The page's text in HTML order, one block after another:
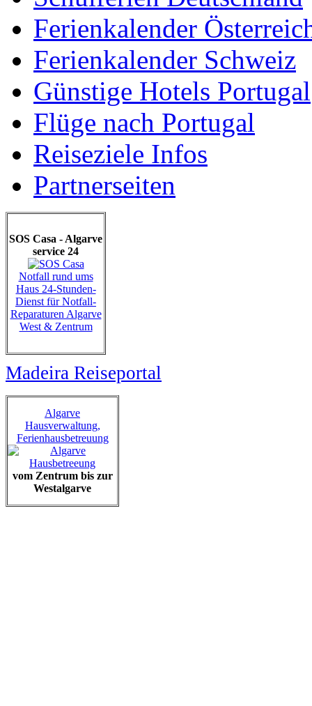
Ferienkalender
Ferienkalender Schweiz
Günstige Hotels Portugal
Flüge nach Portugal
Reiseziele Infos
Partnerseiten
SOS Casa - Algarve
service 24
Notfall rund ums
Haus 24-Stunden-
Dienst für Notfall-
Reparaturen Algarve
West & Zentrum
Madeira Reiseportal
Algarve
Hausverwaltung,
Ferienhausbetreuung
vom Zentrum bis zur
Westalgarve